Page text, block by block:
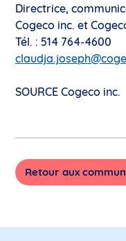
Directrice,
Cogeco inc. et
Tél. : 514 764-4600
SOURCE Cogeco inc.
Retour aux